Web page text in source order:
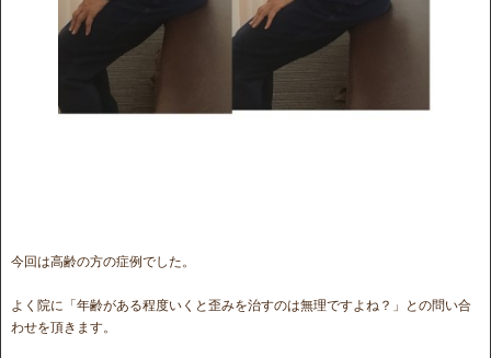
今回は高齢の方の症例でした。
よく院に「年齢がある程度いくと歪みを治すのは無理ですよね？」との問い合
わせを頂きます。